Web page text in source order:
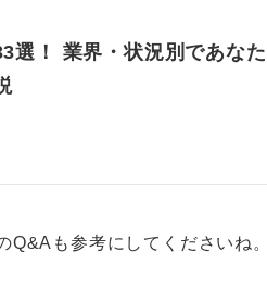
選！ 業界・状況別であなた
も参考にしてくださいね。